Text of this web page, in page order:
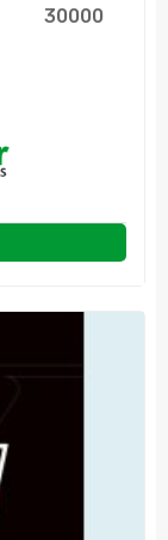
30000